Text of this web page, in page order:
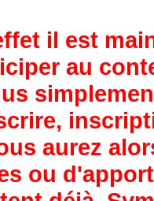
il est
au
aurez
ou